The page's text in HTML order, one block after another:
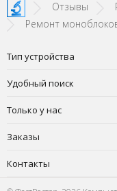
Отзывы
Ремонт
Тип устройства
Удобный поиск
Только у нас
Заказы
Контакты